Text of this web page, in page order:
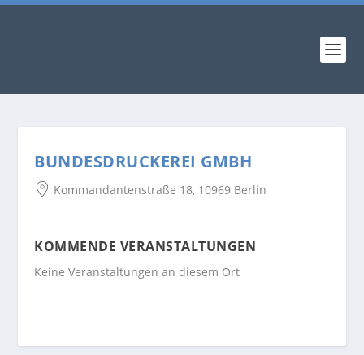
BUNDESDRUCKEREI GMBH
Kommandantenstraße 18, 10969 Berlin
KOMMENDE VERANSTALTUNGEN
Keine Veranstaltungen an diesem Ort